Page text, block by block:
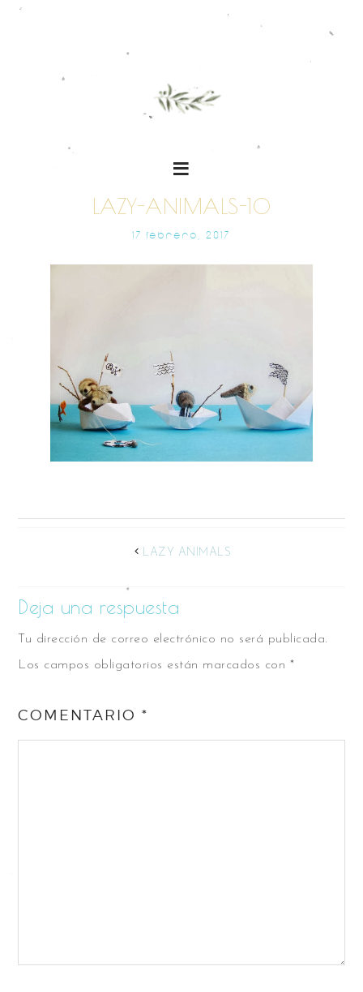
LAZY-ANIMALS-10
17 FEBRERO, 2017
LAZY ANIMALS
Deja una respuesta
Tu dirección de correo electrónico no será publicada.
Los campos obligatorios están marcados con *
COMENTARIO*